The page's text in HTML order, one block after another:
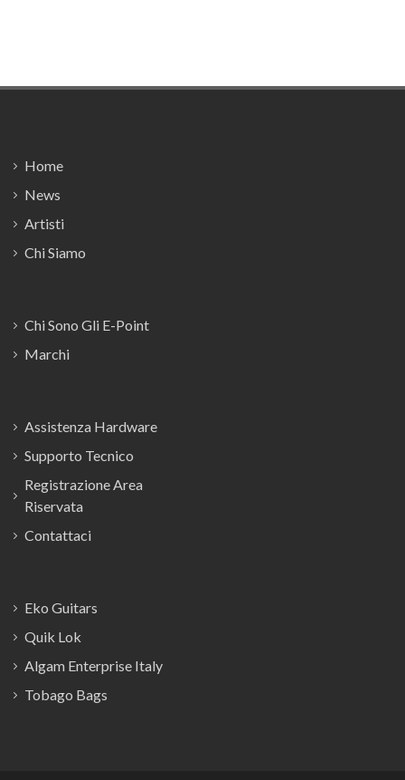
Home
News
Artisti
Chi Siamo
Chi Sono Gli E-Point
Marchi
Assistenza Hardware
Supporto Tecnico
Registrazione Area
Riservata
Contattaci
Eko Guitars
Quik Lok
Algam Enterprise Italy
Tobago Bags